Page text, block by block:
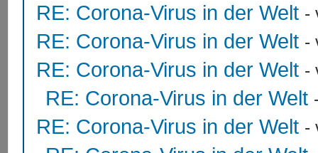
RE: Corona-Virus in der Welt -
RE: Corona-Virus in der Welt -
RE: Corona-Virus in der Welt -
RE: Corona-Virus in der Welt
RE: Corona-Virus in der Welt -